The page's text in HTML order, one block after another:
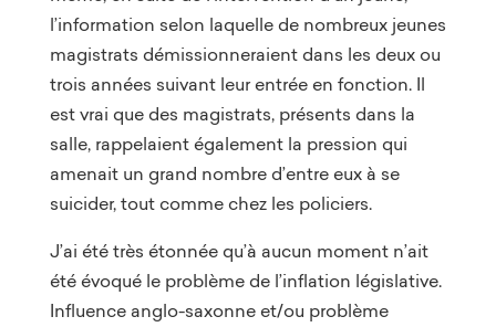
l’information selon laquelle de nombreux jeunes
magistrats démissionneraient dans les deux ou
trois années suivant leur entrée en fonction. Il
est vrai que des magistrats, présents dans la
salle, rappelaient également la pression qui
amenait un grand nombre d’entre eux à se
suicider, tout comme chez les policiers.
J’ai été très étonnée qu’à aucun moment n’ait
été évoqué le problème de l’inflation législative.
Influence anglo-saxonne et/ou problème